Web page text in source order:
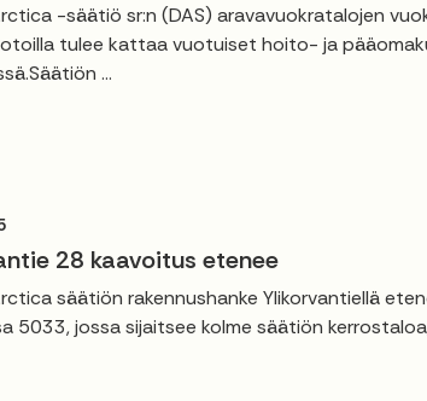
-säätiö sr:n (DAS) aravavuokratalojen
tulee kattaa vuotuiset hoito- ja
...
28 kaavoitus etenee
säätiön rakennushanke Ylikorvantiellä
5033, jossa sijaitsee kolme säätiön